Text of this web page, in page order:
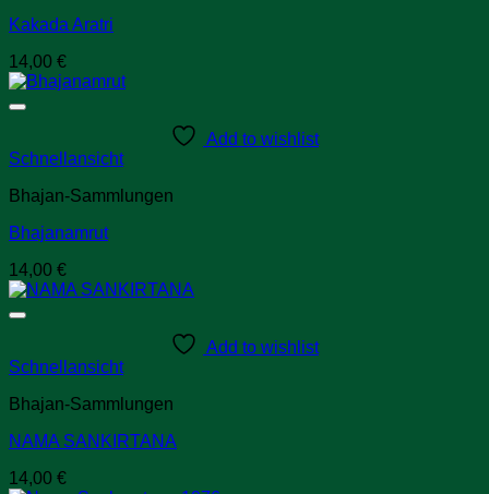
Kakada Aratri
14,00 €
Add to wishlist
Schnellansicht
Bhajan-Sammlungen
Bhajanamrut
14,00 €
Add to wishlist
Schnellansicht
Bhajan-Sammlungen
NAMA SANKIRTANA
14,00 €